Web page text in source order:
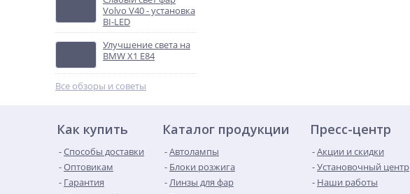
Volvo V40 - установка
BI-LED
Улучшение света на
BMW X1 E84
Все обзоры и советы
Как купить
Способы доставки
Оптовикам
Гарантия
Каталог продукции
Автолампы
Блоки розжига
Линзы для фар
Пресс-центр
Акции и скидки
Установочный центр
Наши работы